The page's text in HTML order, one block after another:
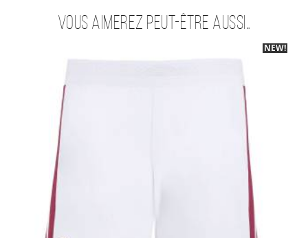
Vous aimerez peut-être aussi…
-40%
NEW!